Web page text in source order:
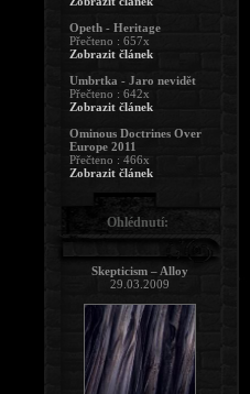
Opeth - Heritage
Přečteno : 657x
Zobrazit článek
Umbrtka - Jaro nevidět
Přečteno : 642x
Zobrazit článek
Ominous Doctrines Over
Europe 2011
Přečteno : 466x
Zobrazit článek
Ohlédnutí:
Skepticism – Alloy
29.03.2009